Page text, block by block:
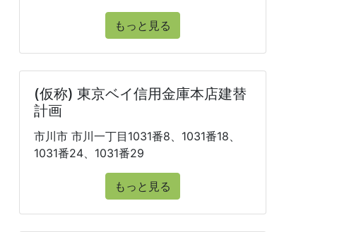
もっと見る
(仮称) 東京ベイ信用金庫本店建替
計画
市川市 市川一丁目1031番8、1031番18、
1031番24、1031番29
もっと見る